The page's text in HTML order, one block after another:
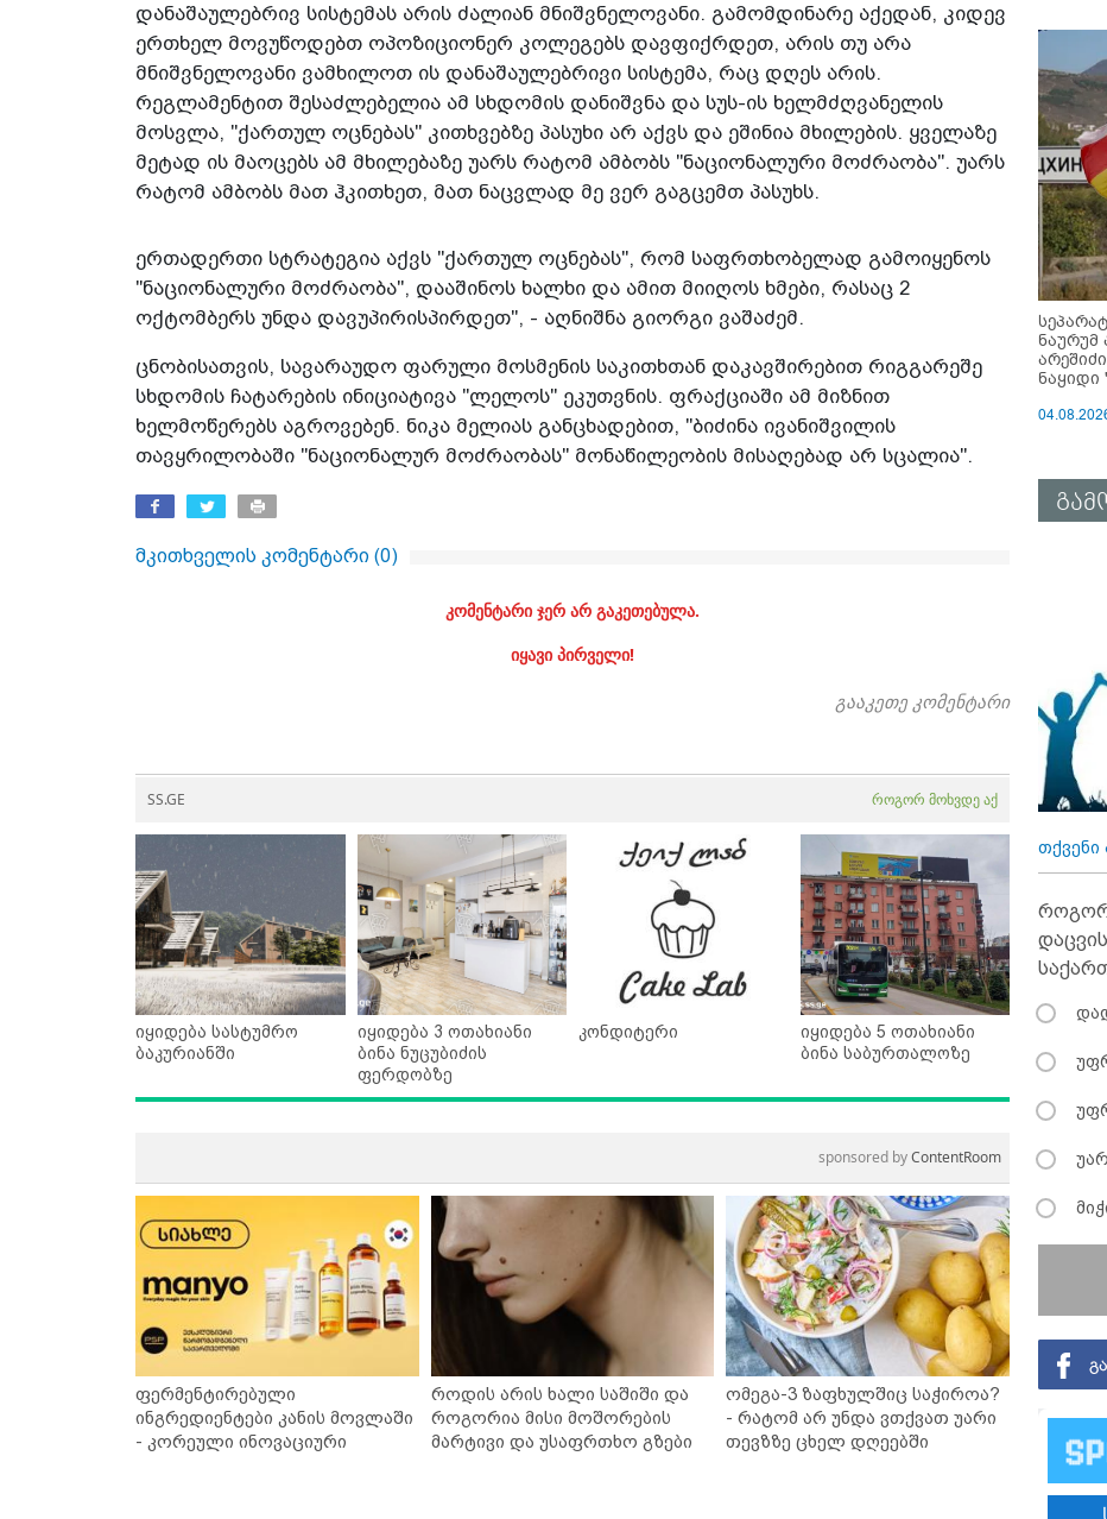
დანაშაულებრივ სისტემას არის ძალიან მნიშვნელოვანი. გამომდინარე აქედან, კიდევ
ერთხელ მოვუწოდებთ ოპოზიციონერ კოლეგებს დავფიქრდეთ, არის თუ არა
მნიშვნელოვანი ვამხილოთ ის დანაშაულებრივი სისტემა, რაც დღეს არის.
რეგლამენტით შესაძლებელია ამ სხდომის დანიშვნა და სუს-ის ხელმძღვანელის
მოსვლა, "ქართულ ოცნებას" კითხვებზე პასუხი არ აქვს და ეშინია მხილების. ყველაზე
მეტად ის მაოცებს ამ მხილებაზე უარს რატომ ამბობს "ნაციონალური მოძრაობა". უარს
რატომ ამბობს მათ ჰკითხეთ, მათ ნაცვლად მე ვერ გაგცემთ პასუხს.
ერთადერთი სტრატეგია აქვს "ქართულ ოცნებას", რომ საფრთხობელად გამოიყენოს
"ნაციონალური მოძრაობა", დააშინოს ხალხი და ამით მიიღოს ხმები, რასაც 2
ოქტომბერს უნდა დავუპირისპირდეთ", - აღნიშნა გიორგი ვაშაძემ.
ცნობისათვის, სავარაუდო ფარული მოსმენის საკითხთან დაკავშირებით რიგგარეშე
სხდომის ჩატარების ინიციატივა "ლელოს" ეკუთვნის. ფრაქციაში ამ მიზნით
ხელმოწერებს აგროვებენ. ნიკა მელიას განცხადებით, "ბიძინა ივანიშვილის
თავყრილობაში "ნაციონალურ მოძრაობას" მონაწილეობის მისაღებად არ სცალია".
მკითხველის კომენტარი (0)
კომენტარი ჯერ არ გაკეთებულა.
იყავი პირველი!
გააკეთე კომენტარი
SS.GE როგორ მოხვდე აქ
იყიდება სასტუმრო
ბაკურიანში
იყიდება 3 ოთახიანი
ბინა ნუცუბიძის
ფერდობზე
კონდიტერი
იყიდება 5 ოთახიანი
ბინა საბურთალოზე
sponsored byContentRoom
ფერმენტირებული
ინგრედიენტები კანის მოვლაში
- კორეული ინოვაციური
როდის არის ხალი საშიში და
როგორია მისი მოშორების
მარტივი და უსაფრთხო გზები
ომეგა-3 ზაფხულშიც საჭიროა?
- რატომ არ უნდა ვთქვათ უარი
თევზზე ცხელ დღეებში
ნაურუმ
ნაყიდი
თქვენი
როგორ